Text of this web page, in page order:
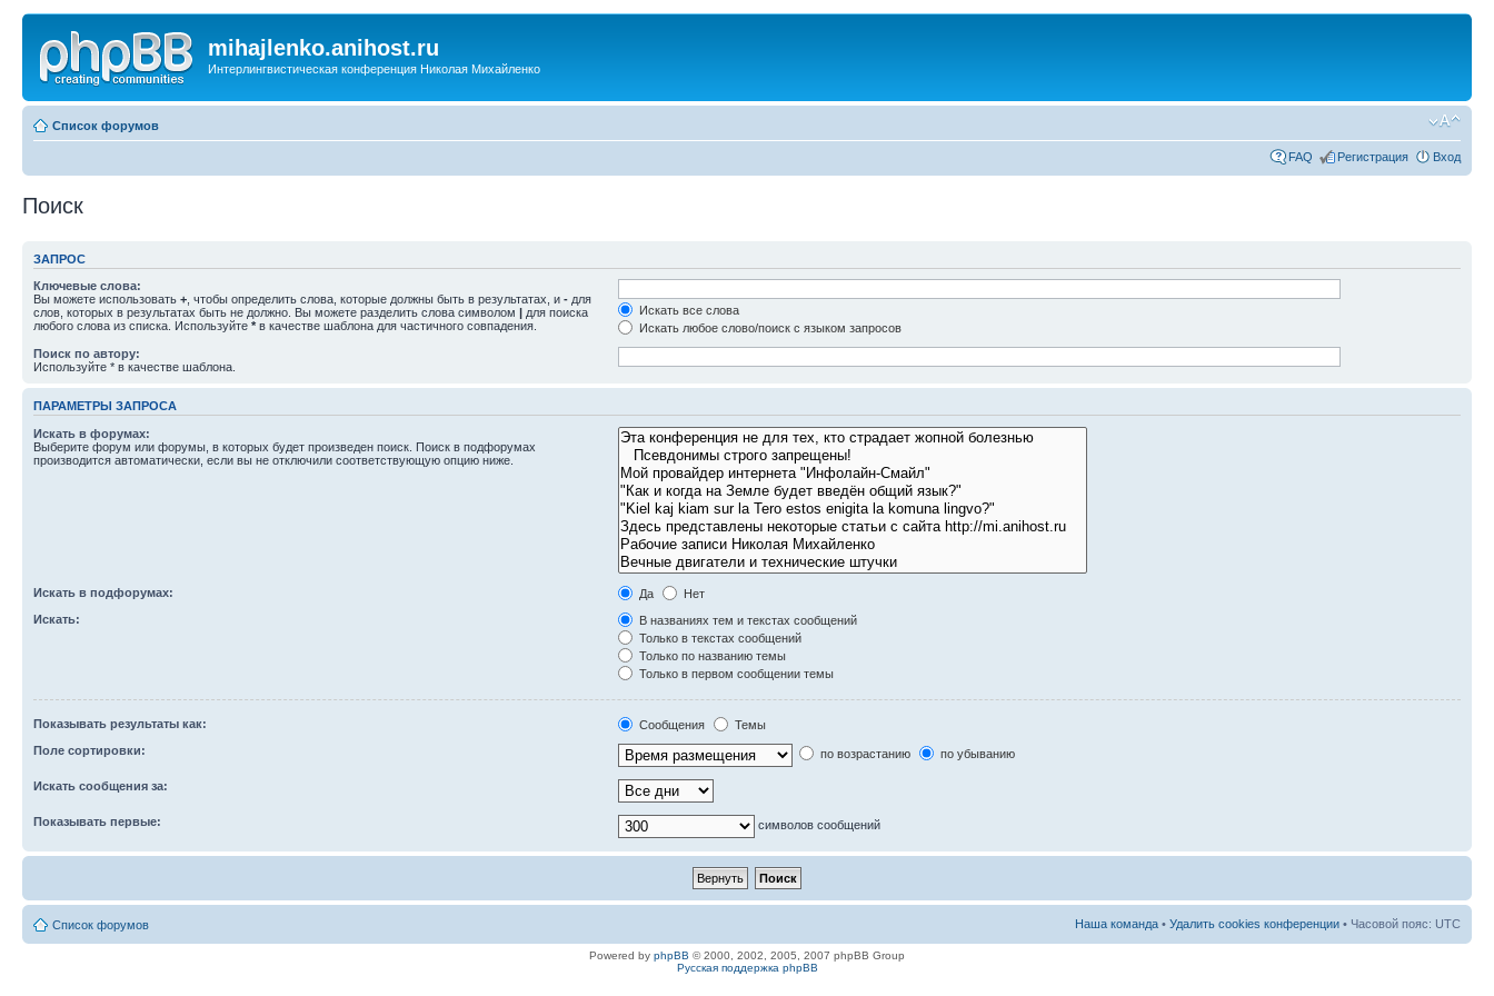
mihajlenko.anihost.ru
Интерлингвистическая конференция Николая Михайленко
Список форумов
FAQ Регистрация Вход
Поиск
ЗАПРОС
Ключевые слова:
Вы можете использовать + , чтобы определить слова, которые должны быть в результатах, и - для
слов, которых в результатах быть не должно. Вы можете разделить слова символом | для поиска
любого слова из списка. Используйте * в качестве шаблона для частичного совпадения.
Искать все слова
Искать любое слово/поиск с языком запросов
Поиск по автору:
Используйте * в качестве шаблона.
ПАРАМЕТРЫ ЗАПРОСА
Искать в форумах:
Выберите форум или форумы, в которых будет произведен поиск. Поиск в подфорумах
производится автоматически, если вы не отключили соответствующую опцию ниже.
Искать в подфорумах: Да
Нет
Искать:
В названиях тем и текстах сообщений
Только в текстах сообщений
Только по названию темы
Только в первом сообщении темы
Показывать результаты как: Сообщения
Темы
Поле сортировки:
по возрастанию по убыванию
Искать сообщения за:
Показывать первые: символов сообщений
Список форумов Наша команда • Удалить cookies конференции • Часовой пояс: UTC
Powered by phpBB © 2000, 2002, 2005, 2007 phpBB Group
Русская поддержка phpBB